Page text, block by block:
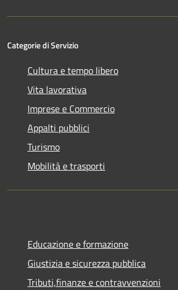
Categorie di Servizio
Cultura e tempo libero
Vita lavorativa
Imprese e Commercio
Appalti pubblici
Turismo
Mobilità e trasporti
Educazione e formazione
Giustizia e sicurezza pubblica
Tributi,finanze e contravvenzioni